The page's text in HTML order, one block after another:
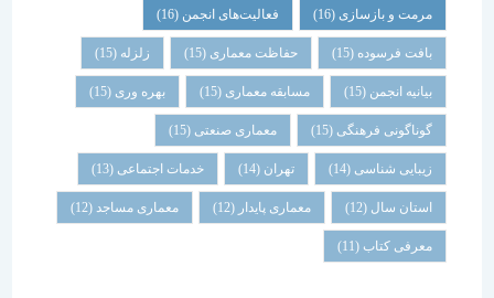
مرمت و بازسازی(16) فعالیت‌های انجمن(16)
بافت فرسوده (15) حفاظت معماری (15) زلزله
بیانیه انجمن(15) مسابقه معماری (15) بهره وری(15)
گوناگونی فرهنگی (15) معماری صنعتی(15)
زیبایی شناسی (14) تهران خدمات اجتماعی (13)
استان سال(12) معماری پایدار (12) معماری مساجد(12)
معرفی کتاب(11)